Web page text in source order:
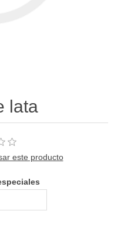
lata
este producto